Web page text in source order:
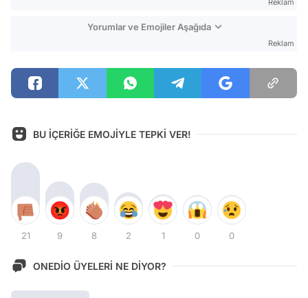
Reklam
Yorumlar ve Emojiler Aşağıda
Reklam
BU İÇERİĞE EMOJİYLE TEPKİ VER!
21 9 8 2 1 0 0
ONEDİO ÜYELERİ NE DİYOR?